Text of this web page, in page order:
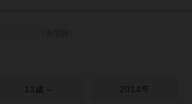
13歳～ 2014年